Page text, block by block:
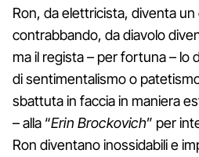
Ron, da elettricista, diventa
contrabbando, da diavolo
ma il regista – per fortuna – lo
di sentimentalismo o
sbattuta in faccia in maniera
– alla “Erin Brockovich” per
Ron diventano inossidabili e